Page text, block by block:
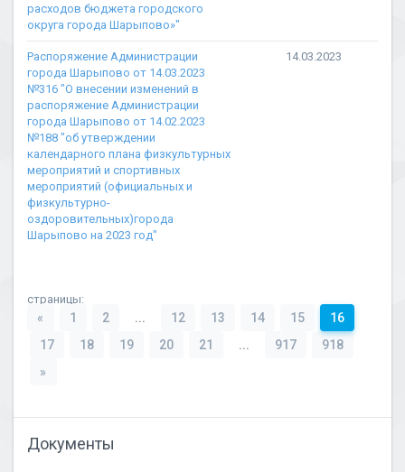
расходов бюджета городского
округа города Шарыпово»"
Распоряжение Администрации
города Шарыпово от 14.03.2023
№316 "О внесении изменений в
распоряжение Администрации
города Шарыпово от 14.02.2023
№188 "об утверждении
календарного плана физкультурных
мероприятий и спортивных
мероприятий (официальных и
физкультурно-
оздоровительных)города
Шарыпово на 2023 год"
14.03.2023
страницы:
« 1 2 ... 12 13 14 15
16
17
18 19 20 21 ... 917
918
»
Документы